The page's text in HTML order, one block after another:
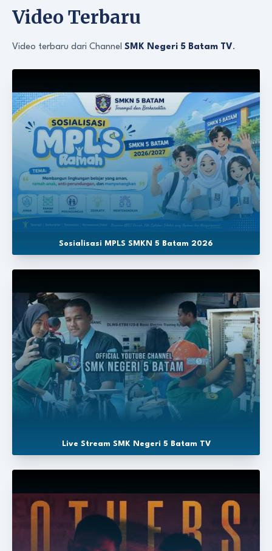
Video Terbaru
Video terbaru dari Channel SMK Negeri 5 Batam TV.
Sosialisasi MPLS SMKN 5 Batam 2026
Live Stream SMK Negeri 5 Batam TV